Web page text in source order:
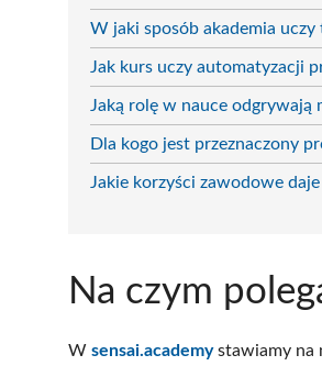
W jaki sposób akademia
Jak kurs uczy automatyzacji
Jaką rolę w nauce odgrywają
Dla kogo jest przeznaczony
Jakie korzyści zawodowe
Na czym
W sensai.academystawiamy na